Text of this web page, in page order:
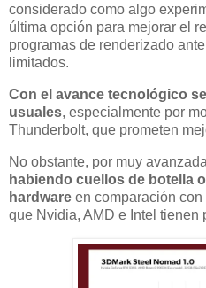
considerado como algo
última opción para mejorar el
programas de renderizado
limitados.
Con el avance tecnológico
usuales, especialmente por
Thunderbolt, que prometen
No obstante, por muy
habiendo cuellos de botella
hardware en comparación
que Nvidia, AMD e Intel tienen